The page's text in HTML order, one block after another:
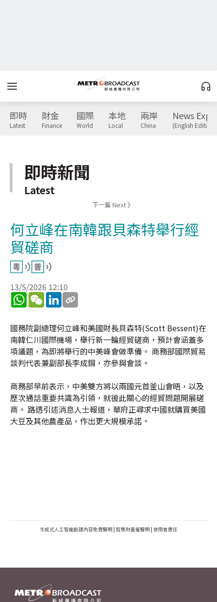
即時
Latest
財金
Finance
國際
World
本地
Local
兩岸
China
News
(English Edition)
即時新聞
Latest
下一篇 Next 》
何立峰在南韓跟貝森特舉行經
貿磋商
13/5/2026 12:10
WhatsApp
WeChatLinkedIn
國務院副總理何立峰和美國財長貝森特(Scott Bessent)在
南韓仁川國際機場，舉行新一輪經貿磋商，預計會涵蓋多
項議題，為即將舉行的中美峰會做準備。 商務部國際貿易
談判代表兼副部長李成鋼，亦參與會談。
商務部早前表示，中美雙方將以兩國元首釜山會晤，以及
歷次通話重要共識為引領，就彼此關心的經貿問題開展磋
商。 路透引述消息人士報道，華府正尋求中國就購買美國
大豆及其他農產品，作出更大規模承諾。
生成式人工智能創建內容免責聲明 | 智慧財產權聲明 | 使用者責任